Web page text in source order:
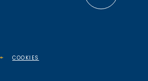
COOKIES